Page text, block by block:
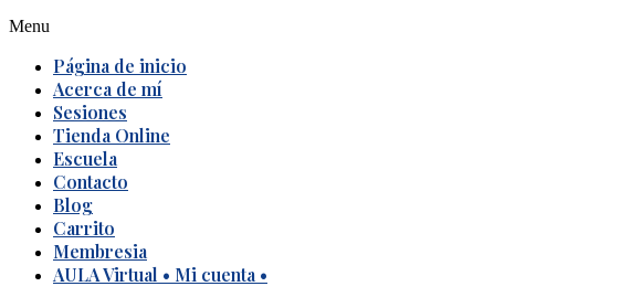
Menu
Página de inicio
Acerca de mí
Sesiones
Tienda Online
Escuela
Contacto
Blog
Carrito
Membresia
AULA Virtual • Mi cuenta •